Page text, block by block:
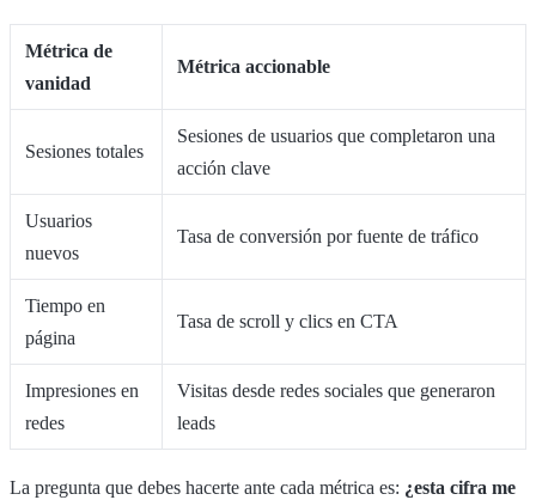
Métrica de
vanidad
Métrica accionable
Sesiones totales
Sesiones de usuarios que completaron una
acción clave
Usuarios
nuevos
Tasa de conversión por fuente de tráfico
Tiempo en
página
Tasa de scroll y clics en CTA
Impresiones en
redes
Visitas desde redes sociales que generaron
leads
La pregunta que debes hacerte ante cada métrica es: ¿esta cifra me